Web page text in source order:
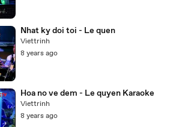
Nhat ky doi toi - Le quen
Viettrinh
8 years ago
Hoa no ve dem - Le quyen Karaoke
Viettrinh
8 years ago